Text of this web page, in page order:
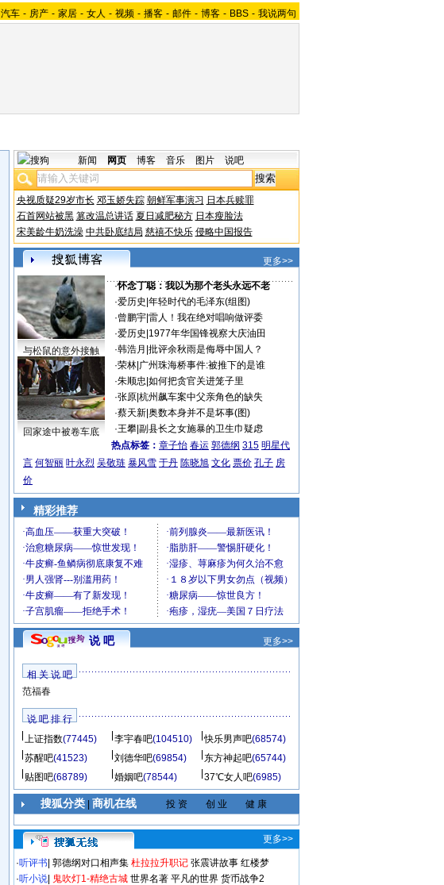
汽车 - 房产 - 家居 - 女人 - 视频 - 播客 - 邮件 - 博客 - BBS - 我说两句
新闻 网页 博客 音乐 图片 说吧
央视质疑29岁市长 邓玉娇失踪 朝鲜军事演习 日本兵赎罪
石首网站被黑 篡改温总讲话 夏日减肥秘方 日本瘦脸法
宋美龄牛奶洗澡 中共卧底结局 慈禧不快乐 侵略中国报告
更多>>
与松鼠的意外接触
回家途中被卷车底
·怀念丁聪：我以为那个老头永远不老
·爱历史 年轻时代的毛泽东(组图)
·曾鹏宇| 雷人！我在绝对唱响做评委
·爱历史 1977年华国锋视察大庆油田
·韩浩月 批评余秋雨是侮辱中国人？
·荣林| 广州珠海桥事件:被推下的是谁
·朱顺忠 如何把贪官关进笼子里
·张原| 杭州飙车案中父亲角色的缺失
·蔡天新| 奥数本身并不是坏事(图)
·王攀| 副县长之女施暴的卫生巾疑虑
热点标签： 章子怡 春运 郭德纲 315 明星代
言 何智丽 叶永烈 吴敬琏 暴风雪 于丹 陈晓旭 文化 票价 孔子 房
价
精彩推荐
说 吧 更多>>
相 关 说 吧
范福春
说 吧 排 行
上证指数(77445) 李宇春吧(104510) 快乐男声吧(68574)
苏醒吧(41523) 刘德华吧(69854) 东方神起吧(65744)
贴图吧(68789) 婚姻吧(78544) 37℃女人吧(6985)
搜狐分类| 商机在线 投 资 创 业 健 康
更多>>
·听评书 郭德纲对口相声集 杜拉拉升职记 张震讲故事 红楼梦
·听小说 鬼吹灯1-精绝古城 世界名著 平凡的世界 货币战争2